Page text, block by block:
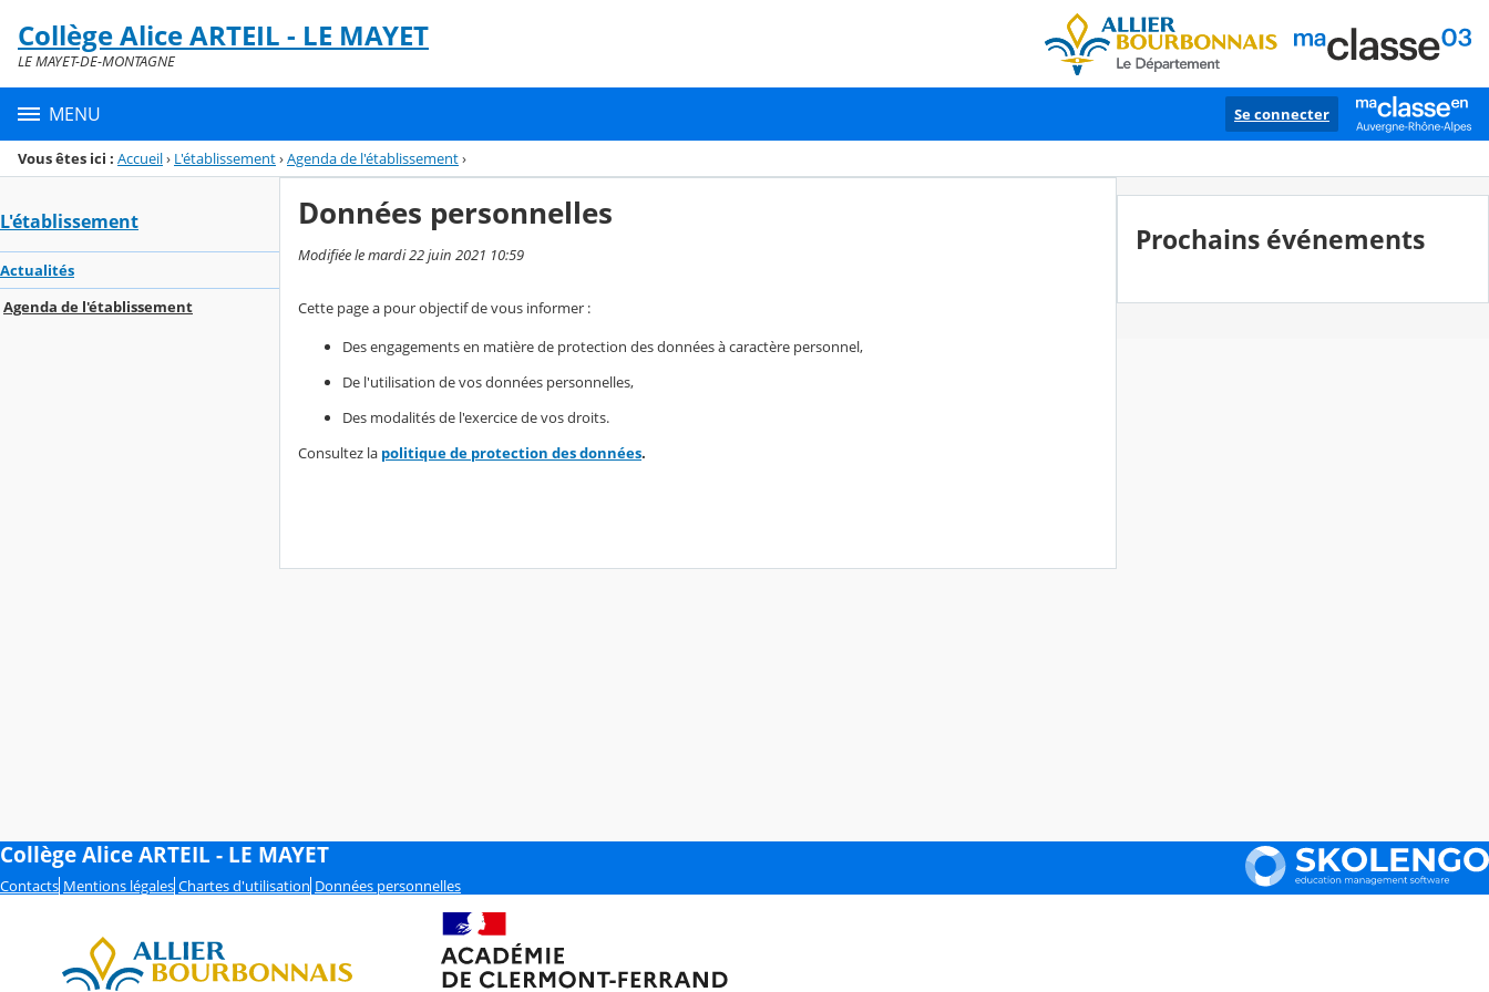
Menu de la rubrique
Contenu
Collège Alice ARTEIL - LE MAYET
LE MAYET-DE-MONTAGNE
MENU Se connecter
Vous êtes ici : Accueil› L'établissement›Agenda de l'établissement›
L'établissement
Actualités
Agenda de l'établissement
Données personnelles
Modifiée le mardi 22 juin 2021 10:59
Cette page a pour objectif de vous informer :
Des engagements en matière de protection des données à caractère personnel,
De l'utilisation de vos données personnelles,
Des modalités de l'exercice de vos droits.
Consultez la politique de protection des données.
Prochains événements
Collège Alice ARTEIL - LE MAYET
Contacts Mentions légales Chartes d'utilisation Données personnelles